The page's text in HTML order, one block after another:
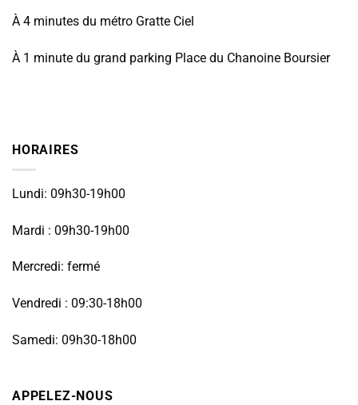
À 4 minutes du métro Gratte Ciel
À 1 minute du grand parking Place du Chanoine Boursier
HORAIRES
Lundi: 09h30-19h00
Mardi : 09h30-19h00
Mercredi: fermé
Vendredi : 09:30-18h00
Samedi: 09h30-18h00
APPELEZ-NOUS